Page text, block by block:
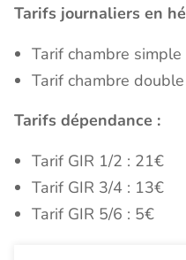
Tarifs journaliers en
Tarif chambre
Tarif chambre
Tarifs dépendance :
Tarif GIR 1/2 : 21€
Tarif GIR 3/4 : 13€
Tarif GIR 5/6 : 5€